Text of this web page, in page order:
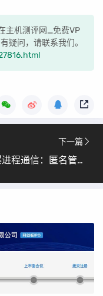
主机测评网_免费VP
疑问，请联系我们。
下一篇
肝爆进程通信：匿名管道、命名管道、进程池核心原理与实战（万字长文）